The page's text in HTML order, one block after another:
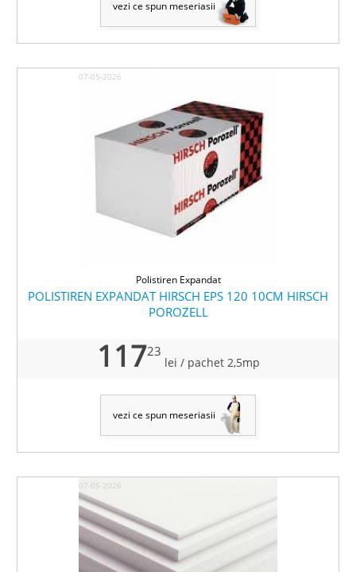
vezi ce spun meseriasii
07-05-2026
Polistiren Expandat
POLISTIREN EXPANDAT HIRSCH EPS 120 10CM HIRSCH
POROZELL
11723
lei / pachet 2,5mp
vezi ce spun meseriasii
07-05-2026